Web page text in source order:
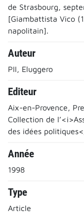
de Strasbourg,
[Giambattista Vico
napolitain].
Auteur
PII, Eluggero
Editeur
Aix-en-Provence,
Collection de
des idées
Année
1998
Type
Article